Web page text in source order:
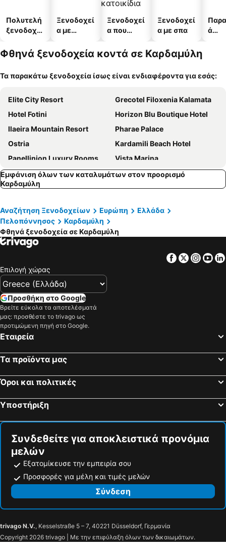
Πολυτελή
ξενοδοχεί
Ξενοδοχεί
α με
Ξενοδοχεί
α που
κατοικίδι
Ξενοδοχεί
α με σπα
ά
Φθηνά ξενοδοχεία κοντά σε Καρδαμύλη
Τα παρακάτω ξενοδοχεία ίσως είναι ενδιαφέροντα για εσάς:
Elite City Resort
Grecotel Filoxenia Kalamata
Hotel Fotini
Horizon Blu Boutique Hotel
Ilaeira Mountain Resort
Pharae Palace
Ostria
Kardamili Beach Hotel
Panellinion Luxury Rooms
Vista Marina
Horizon Hotel
Anaxo Resort
Hotel Flisvos
Akti Taygetos - Conference Resort
Grand Hotel Kalamata
Ntouana hotel
Λεύκτρον
Πανόραμα
Messinian Bay Hotel
Brazzo di Maina
Hotel Belvedere
Plaza
Olympia Villas
Haikos
Pleiades seaside residences in Mani
Αpollon Apartments
Hotel Ionis
Angelika
Σοφία
Elaianthos
Asteria & Ilios
Μελιτσίνα Village
Maini Studios
Maniatiko Village
Εμφάνιση όλων των καταλυμάτων στον προορισμό
Καρδαμύλη
Αναζήτηση Ξενοδοχείων Ευρώπη
Ελλάδα
Πελοπόννησος
Καρδαμύλη
Φθηνά ξενοδοχεία σε Καρδαμύλη
Facebook
Twitter
Επιλογή χώρας
Προσθήκη στο Google
Βρείτε εύκολα τα αποτελέσματά
μας: προσθέστε το trivago ως
προτιμώμενη πηγή στο Google.
Εταιρεία
Τα προϊόντα μας
Όροι και πολιτικές
Υποστήριξη
Συνδεθείτε για αποκλειστικά προνόμια
μελών
Εξατομίκευσε την εμπειρία σου
Προσφορές για μέλη και τιμές μελών
Σύνδεση
trivago N.V., Kesselstraße 5 – 7, 40221 Düsseldorf, Γερμανία
Copyright 2026 trivago | Με την επιφύλαξη όλων των δικαιωμάτων.